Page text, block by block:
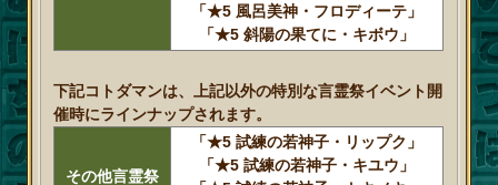
「★5 風呂美神・フロディーテ」
「★5 斜陽の果てに・キボウ」
下記コトダマンは、上記以外の特別な言霊祭イベント開
催時にラインナップされます。
その他言霊祭
「★5 試練の若神子・リップク」
「★5 試練の若神子・キユウ」